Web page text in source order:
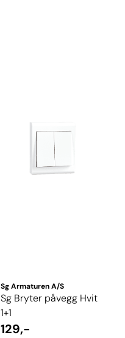
Sg Armaturen A/S
Sg Bryter påvegg Hvit
1+1
129,-